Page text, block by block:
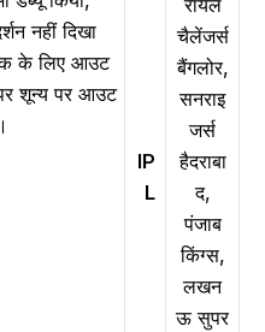
नहीं दिखा
के लिए आउट
शून्य पर आउट
IP
L
रॉयल
चैलेंजर्स
बैंगलोर,
सनराइ
जर्स
हैदराबा
द,
पंजाब
किंग्स,
लखन
ऊ सुपर